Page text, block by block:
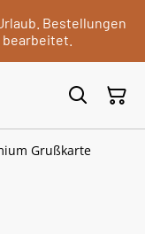
Bestellungen
Grußkarte